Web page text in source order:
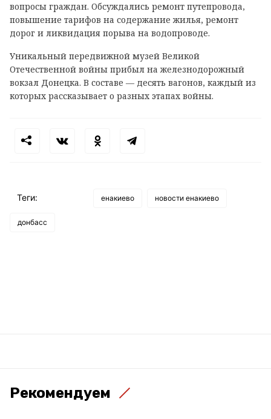
вопросы граждан. Обсуждались ремонт путепровода,
повышение тарифов на содержание жилья, ремонт
дорог и ликвидация порыва на водопроводе.
Уникальный передвижной музей Великой
Отечественной войны прибыл на железнодорожный
вокзал Донецка. В составе — десять вагонов, каждый из
которых рассказывает о разных этапах войны.
Теги: енакиево новости енакиево
донбасс
Рекомендуем